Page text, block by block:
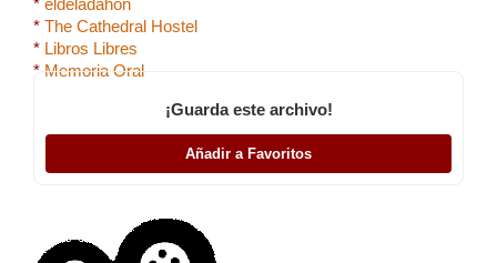
* eldeladahon
* The Cathedral Hostel
* Libros Libres
* Memoria Oral
¡Guarda este archivo!
Añadir a Favoritos